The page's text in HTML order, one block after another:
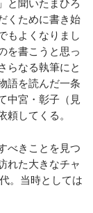
と聞いたまひろ
くために書き始
もよくなりまし
を書こうと思っ
らなる執筆にと
語を読んだ一条
中宮・彰子（見
頼してくる。
べきことを見つ
れた大きなチャ
。当時としては